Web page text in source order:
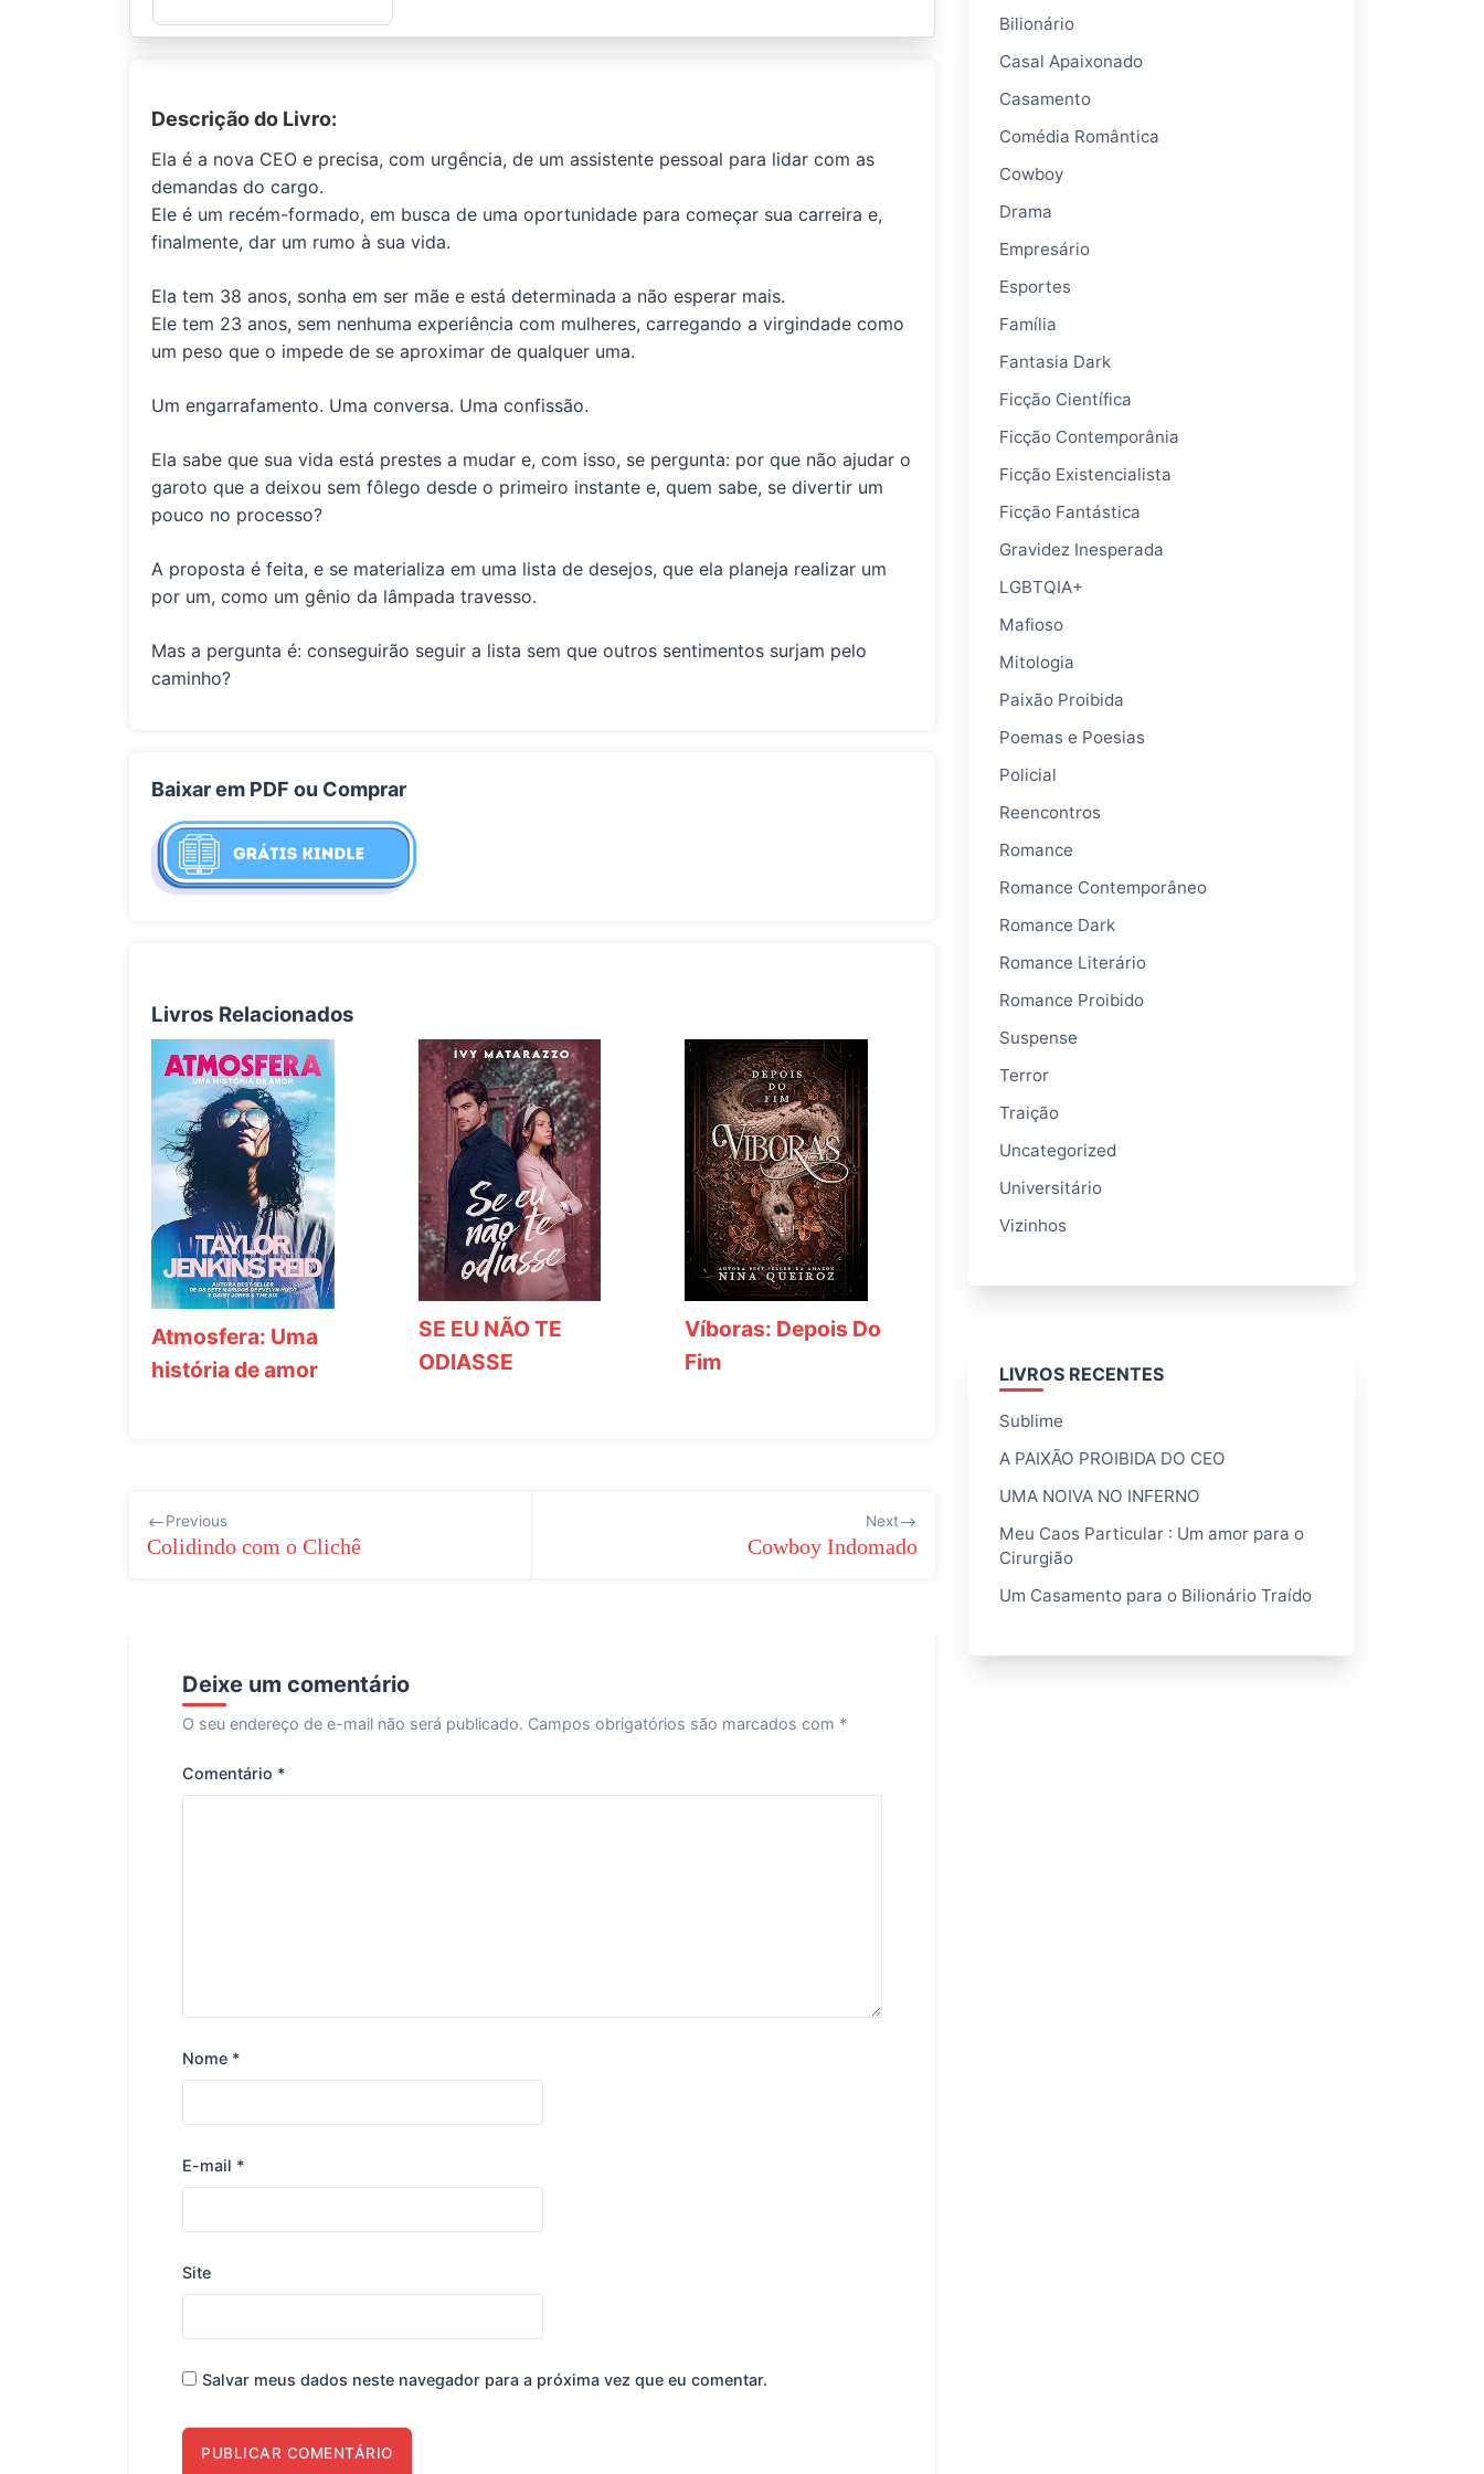
Descrição do Livro:
Ela é a nova CEO e precisa, com urgência, de um assistente pessoal para lidar com as
demandas do cargo.
Ele é um recém-formado, em busca de uma oportunidade para começar sua carreira e,
finalmente, dar um rumo à sua vida.
Ela tem 38 anos, sonha em ser mãe e está determinada a não esperar mais.
Ele tem 23 anos, sem nenhuma experiência com mulheres, carregando a virgindade como
um peso que o impede de se aproximar de qualquer uma.
Um engarrafamento. Uma conversa. Uma confissão.
Ela sabe que sua vida está prestes a mudar e, com isso, se pergunta: por que não ajudar o
garoto que a deixou sem fôlego desde o primeiro instante e, quem sabe, se divertir um
pouco no processo?
A proposta é feita, e se materializa em uma lista de desejos, que ela planeja realizar um
por um, como um gênio da lâmpada travesso.
Mas a pergunta é: conseguirão seguir a lista sem que outros sentimentos surjam pelo
caminho?
Baixar em PDF ou Comprar
Livros Relacionados
Atmosfera: Uma
história de amor
SE EU NÃO TE
ODIASSE
Víboras: Depois Do
Fim
de
Previous
Colidindo com o Clichê
Next
Cowboy Indomado
Deixe um comentário
O seu endereço de e-mail não será publicado. Campos obrigatórios são marcados com *
Comentário *
Nome *
E-mail *
Site
Salvar meus dados neste navegador para a próxima vez que eu comentar.
Bilionário
Casal Apaixonado
Casamento
Comédia Romântica
Cowboy
Drama
Empresário
Esportes
Família
Fantasia Dark
Ficção Científica
Ficção Contemporânia
Ficção Existencialista
Ficção Fantástica
Gravidez Inesperada
LGBTQIA+
Mafioso
Mitologia
Paixão Proibida
Poemas e Poesias
Policial
Reencontros
Romance
Romance Contemporâneo
Romance Dark
Romance Literário
Romance Proibido
Suspense
Terror
Traição
Uncategorized
Universitário
Vizinhos
LIVROS RECENTES
Sublime
A PAIXÃO PROIBIDA DO CEO
UMA NOIVA NO INFERNO
Meu Caos Particular : Um amor para o
Cirurgião
Um Casamento para o Bilionário Traído